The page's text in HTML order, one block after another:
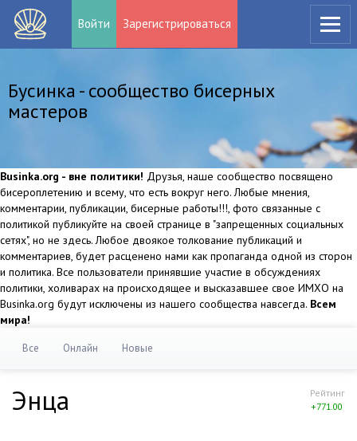
Войти Зарегистрироваться
Бусинка - сообщество бисерных
мастеров
Businka.org - вне политики! Друзья, наше сообщество посвящено
бисероплетению и всему, что есть вокруг него. Любые мнения,
комментарии, публикации, бисерные работы!!!, фото связанные с
политикой публикуйте на своей странице в "запрещенных социальных
сетях", но не здесь. Любое двоякое толкование публикаций и
комментариев, будет расценено нами как пропаганда одной из сторон
и политика. Все пользователи принявшие участие в обсуждениях
политики, холиварах на происходящее и высказавшее свое ИМХО на
Businka.org будут исключены из нашего сообщества навсегда. Всем
мира!
Все Онлайн Новые
Рейтинг
+771.00
Энца